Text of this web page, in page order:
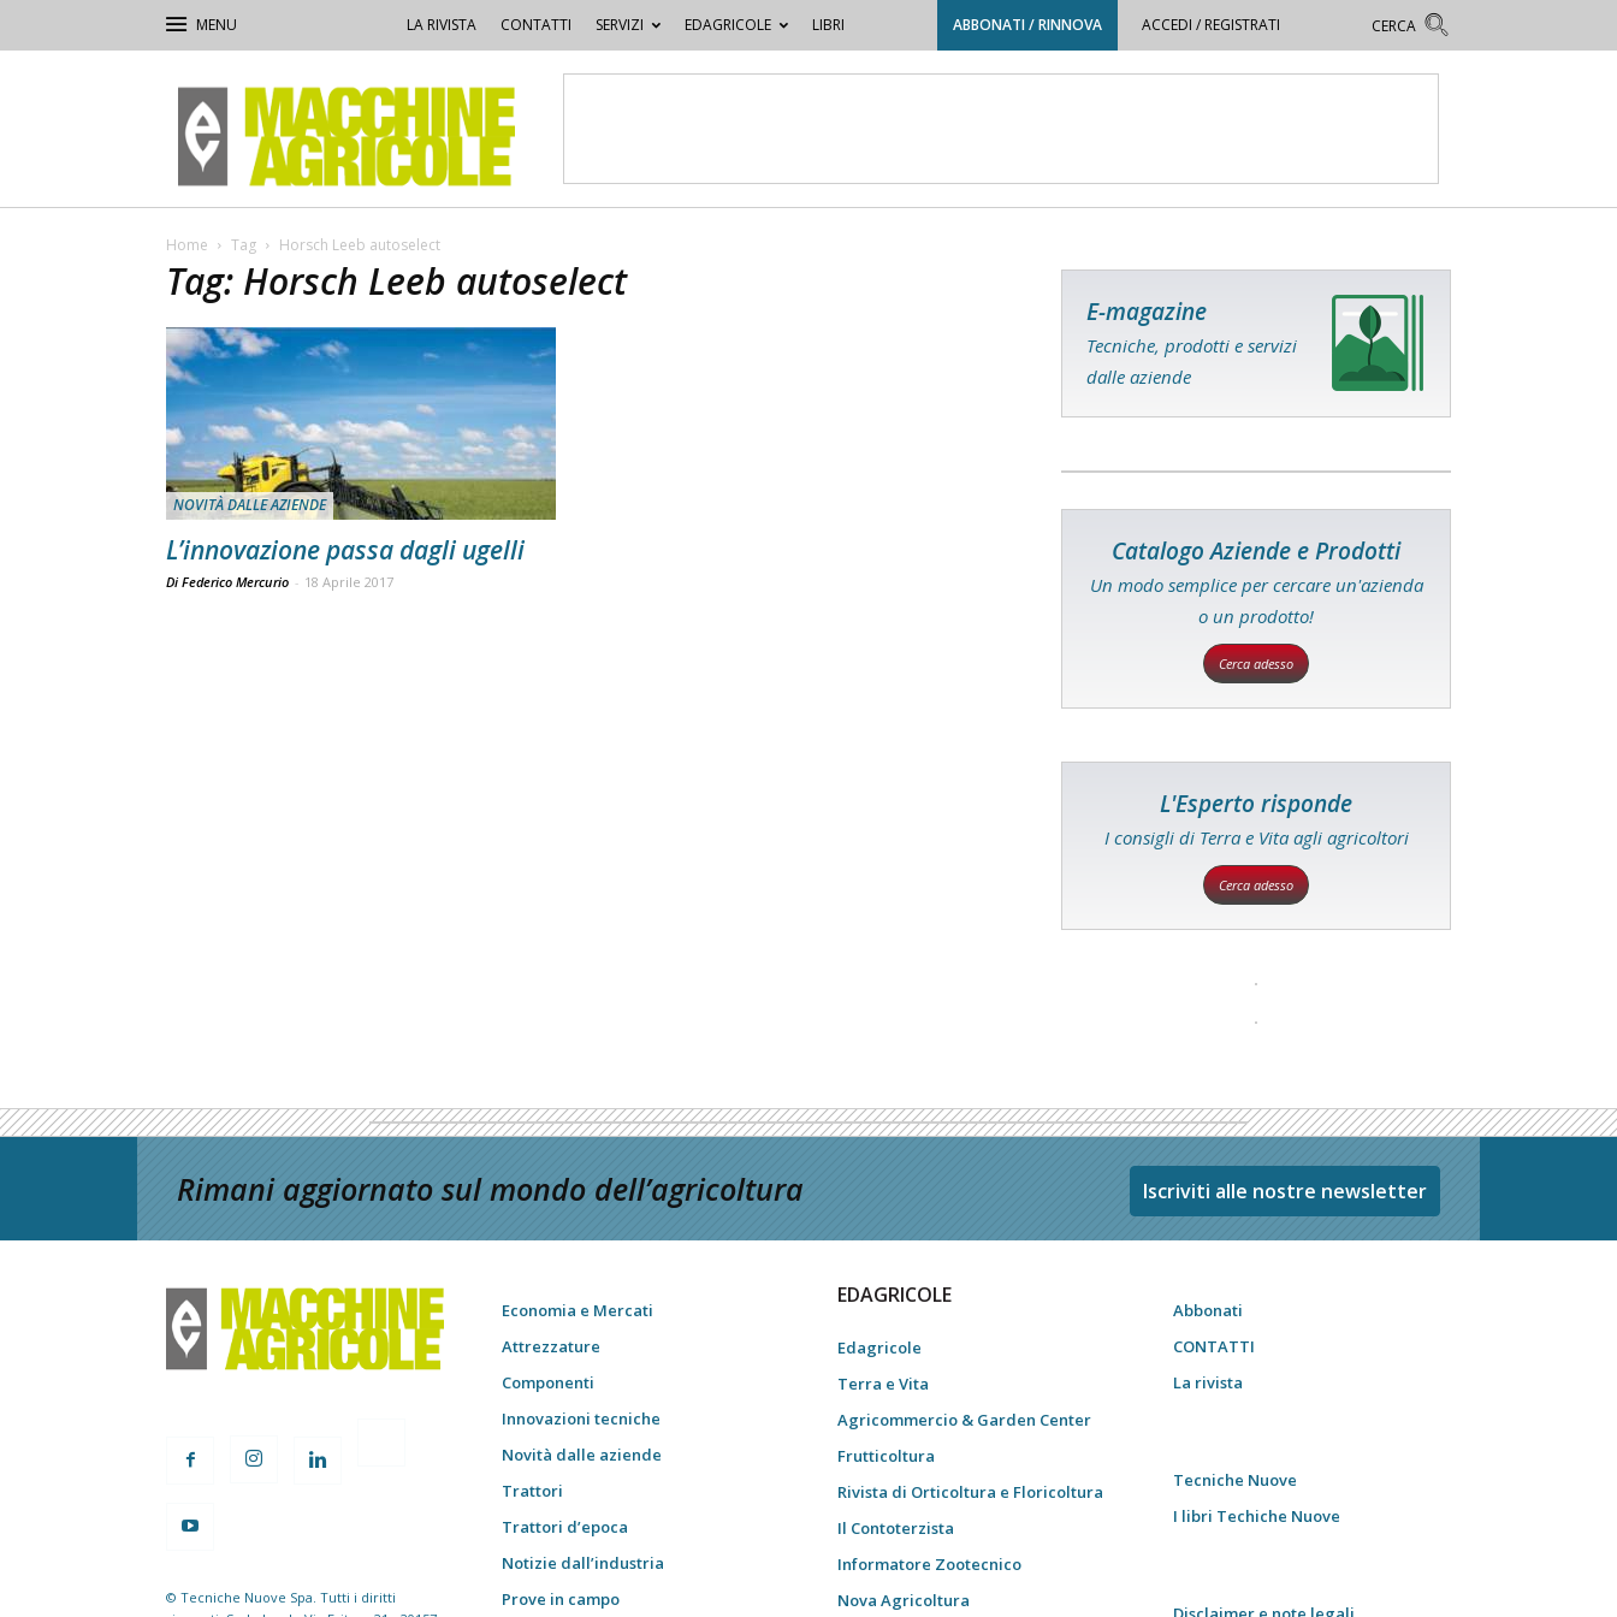
LA RIVISTA CONTATTI SERVIZI EDAGRICOLE LIBRI ABBONATI / RINNOVA ACCEDI / REGISTRATI
Macchine
Agricole
Home Tag Horsch Leeb autoselect
Tag: Horsch Leeb autoselect
NOVITÀ DALLE AZIENDE
L’innovazione passa dagli ugelli
Di Federico Mercurio - 18 Aprile 2017
E-magazine
Tecniche, prodotti e servizi
dalle aziende
Catalogo Aziende e Prodotti
Un modo semplice per cercare un'azienda
o un prodotto!
Cerca adesso
L'Esperto risponde
I consigli di Terra e Vita agli agricoltori
Cerca adesso
Rimani aggiornato sul mondo dell’agricoltura Iscriviti alle nostre newsletter
© Tecniche Nuove Spa. Tutti i diritti
Economia e Mercati
Attrezzature
Componenti
Innovazioni tecniche
Novità dalle aziende
Trattori
Trattori d’epoca
Notizie dall’industria
Prove in campo
EDAGRICOLE
Edagricole
Terra e Vita
Agricommercio & Garden Center
Frutticoltura
Rivista di Orticoltura e Floricoltura
Il Contoterzista
Informatore Zootecnico
Nova Agricoltura
Abbonati
CONTATTI
La rivista
Tecniche Nuove
I libri Techiche Nuove